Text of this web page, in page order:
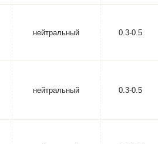
нейтральный 0.3-0.5
нейтральный 0.3-0.5